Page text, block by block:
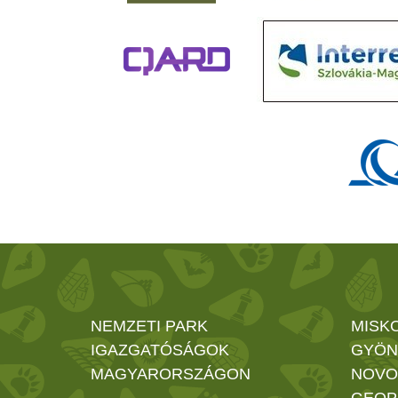
NEMZETI PARK
IGAZGATÓSÁGOK
MAGYARORSZÁGON